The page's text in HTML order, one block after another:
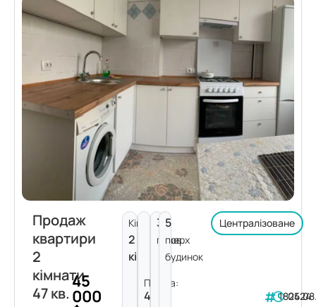
Продаж
квартири
2
кімнати
47 кв.
45
000
Кімнат:
2
кімнати
Площа:
47
3
поверх
5
пов.
будинок
Централізоване
182424